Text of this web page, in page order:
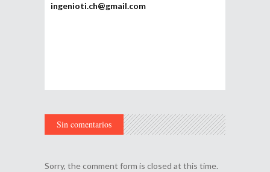
ingenioti.ch@gmail.com
Sin comentarios
Sorry, the comment form is closed at this time.